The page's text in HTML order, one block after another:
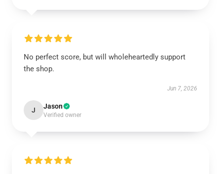
No perfect score, but will wholeheartedly support
the shop.
Jun 7, 2026
J Jason
Verified owner